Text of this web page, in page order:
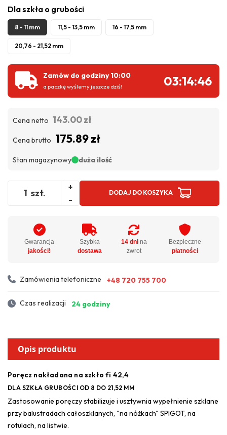
Dla szkła o grubości
8 - 11 mm 11,5 - 13,5 mm 16 - 17,5 mm
20,76 - 21,52 mm
Zamów do godziny 10:00
a paczkę wyślemy jeszcze dziś! 03:14:45
Cena netto 143.00 zł
Cena brutto 175.89 zł
Stan magazynowy duża ilość
szt.
+
-
DODAJ DO KOSZYKA
Gwarancja
jakości!
Szybka
dostawa
14 dnina
zwrot
Bezpieczne
płatności
Zamówienia telefoniczne +48 720 755 700
Czas realizacji 24 godziny
Opis produktu
Poręcz nakładana na szkło fi 42,4
DLA SZKŁA GRUBOŚCI OD 8 DO 21,52 MM
Zastosowanie poręczy stabilizuje i usztywnia wypełnienie szklane
przy balustradach całoszklanych, "na nóżkach" SPIGOT, na
rotulach, na listwie.